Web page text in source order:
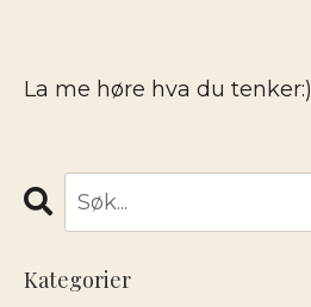
La me høre hva du tenker:)
Kategorier